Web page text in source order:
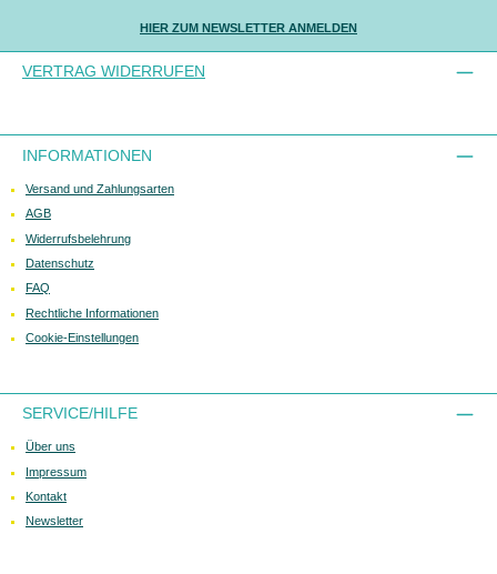
HIER ZUM NEWSLETTER ANMELDEN
VERTRAG WIDERRUFEN
INFORMATIONEN
Versand und Zahlungsarten
AGB
Widerrufsbelehrung
Datenschutz
FAQ
Rechtliche Informationen
Cookie-Einstellungen
SERVICE/HILFE
Über uns
Impressum
Kontakt
Newsletter